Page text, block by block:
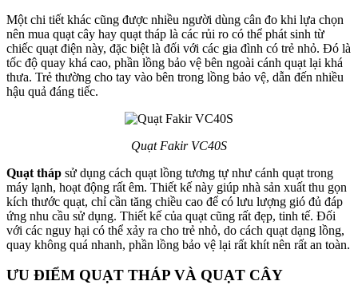
Một chi tiết khác cũng được nhiều người dùng cân đo khi lựa chọn
nên mua quạt cây hay quạt tháp là các rủi ro có thể phát sinh từ
chiếc quạt điện này, đặc biệt là đối với các gia đình có trẻ nhỏ. Đó là
tốc độ quay khá cao, phần lồng bảo vệ bên ngoài cánh quạt lại khá
thưa. Trẻ thường cho tay vào bên trong lồng bảo vệ, dẫn đến nhiều
hậu quả đáng tiếc.
Quạt Fakir VC40S
Quạt tháp sử dụng cách quạt lồng tương tự như cánh quạt trong
máy lạnh, hoạt động rất êm. Thiết kế này giúp nhà sản xuất thu gọn
kích thước quạt, chỉ cần tăng chiều cao để có lưu lượng gió đủ đáp
ứng nhu cầu sử dụng. Thiết kế của quạt cũng rất đẹp, tinh tế. Đối
với các nguy hại có thể xảy ra cho trẻ nhỏ, do cách quạt dạng lồng,
quay không quá nhanh, phần lồng bảo vệ lại rất khít nên rất an toàn.
ƯU ĐIỂM QUẠT THÁP VÀ QUẠT CÂY